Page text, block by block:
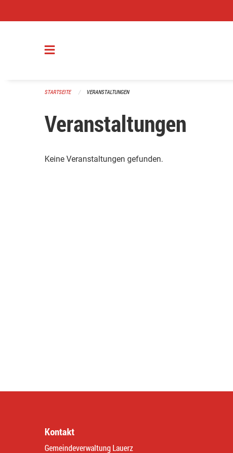
STARTSEITE VERANSTALTUNGEN
Veranstaltungen
Keine Veranstaltungen gefunden.
Kontakt
Gemeindeverwaltung Lauerz